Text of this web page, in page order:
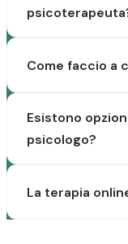
Come faccio a
Esistono
psicologo?
La terapia